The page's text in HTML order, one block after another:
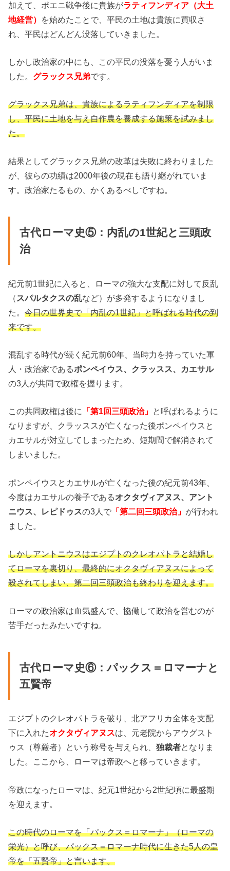
加えて、ポエニ戦争後に貴族がラティフンディア（大土
地経営） を始めたことで、平民の土地は貴族に買収さ
れ、平民はどんどん没落していきました。
しかし政治家の中にも、この平民の没落を憂う人がいま
した。 グラックス兄弟です。
グラックス兄弟は、貴族によるラティフンディアを制限
し、平民に土地を与え自作農を養成する施策を試みまし
た。
結果としてグラックス兄弟の改革は失敗に終わりました
が、彼らの功績は2000年後の現在も語り継がれていま
す。政治家たるもの、かくあるべしですね。
古代ローマ史⑤：内乱の1世紀と三頭政
治
紀元前1世紀に入ると、ローマの強大な支配に対して反乱
（ スパルタクスの乱など）が多発するようになりまし
た。今日の世界史で「内乱の1世紀」と呼ばれる時代の到
来です。
混乱する時代が続く紀元前60年、当時力を持っていた軍
人・政治家であるポンペイウス、クラッスス、カエサル
の3人が共同で政権を握ります。
この共同政権は後に 「第1回三頭政治」 と呼ばれるように
なりますが、クラッススが亡くなった後ポンペイウスと
カエサルが対立してしまったため、短期間で解消されて
しまいました。
ポンペイウスとカエサルが亡くなった後の紀元前43年、
今度はカエサルの養子であるオクタヴィアヌス、アント
ニウス、レピドゥスの3人で 「第二回三頭政治」 が行われ
ました。
しかしアントニウスはエジプトのクレオパトラと結婚し
てローマを裏切り、最終的にオクタヴィアヌスによって
殺されてしまい、第二回三頭政治も終わりを迎えます。
ローマの政治家は血気盛んで、協働して政治を営むのが
苦手だったみたいですね。
古代ローマ史⑥：パックス＝ロマーナと
五賢帝
エジプトのクレオパトラを破り、北アフリカ全体を支配
下に入れたオクタヴィアヌスは、元老院からアウグスト
ゥス（尊厳者）という称号を与えられ、独裁者となりま
した。ここから、ローマは帝政へと移っていきます。
帝政になったローマは、紀元1世紀から2世紀頃に最盛期
を迎えます。
この時代のローマを「パックス＝ロマーナ」（ローマの
栄光）と呼び、パックス＝ロマーナ時代に生きた5人の皇
帝を「五賢帝」と言います。